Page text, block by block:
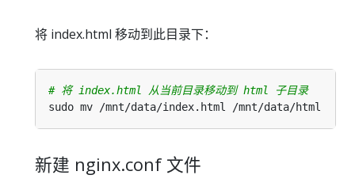
将 index.html 移动到此目录下：
# 将 index.html 从当前目录移动到 html 子目录
新建 nginx.conf 文件